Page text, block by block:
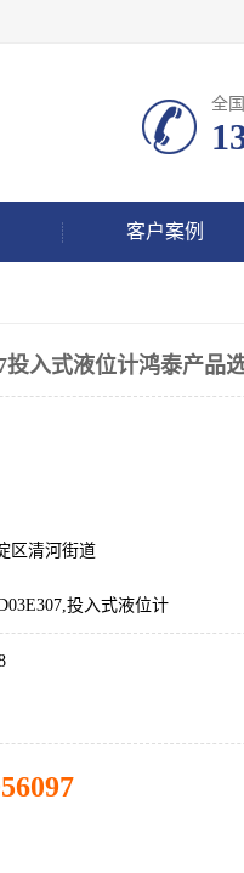
全
客户案例
投入式液位计鸿泰产品
区清河街道
投入式液位计